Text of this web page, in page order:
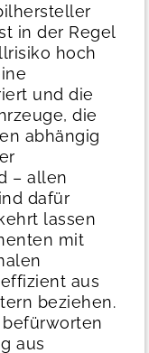
in der Regel
hoch
und die
die
abhängig
– allen
dafür
lassen
mit
aus
beziehen.
aus